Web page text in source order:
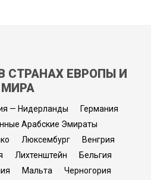
СТРАНАХ ЕВРОПЫ И
МИРА
— Нидерланды
Германия
Арабские Эмираты
Люксембург
Венгрия
Лихтенштейн
Бельгия
Мальта
Черногория